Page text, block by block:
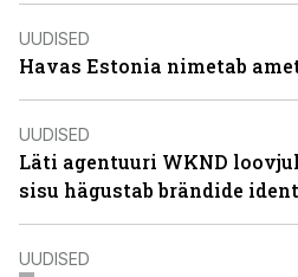
UUDISED
Havas Estonia nimetab
UUDISED
Läti agentuuri WKND
sisu hägustab brändide
UUDISED